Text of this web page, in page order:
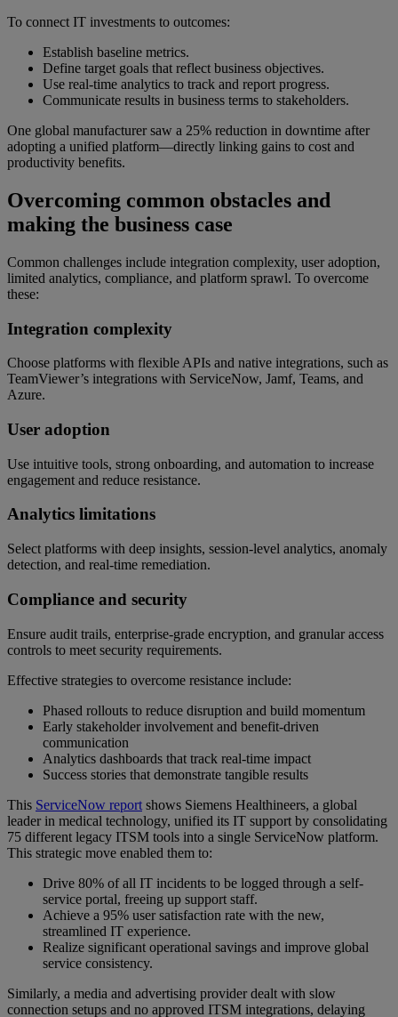
To connect IT investments to outcomes:
Establish baseline metrics.
Define target goals that reflect business objectives.
Use real-time analytics to track and report progress.
Communicate results in business terms to stakeholders.
One global manufacturer saw a 25% reduction in downtime after
adopting a unified platform—directly linking gains to cost and
productivity benefits.
Overcoming common obstacles and
making the business case
Common challenges include integration complexity, user adoption,
limited analytics, compliance, and platform sprawl. To overcome
these:
Integration complexity
Choose platforms with flexible APIs and native integrations, such as
TeamViewer’s integrations with ServiceNow, Jamf, Teams, and
Azure.
User adoption
Use intuitive tools, strong onboarding, and automation to increase
engagement and reduce resistance.
Analytics limitations
Select platforms with deep insights, session-level analytics, anomaly
detection, and real-time remediation.
Compliance and security
Ensure audit trails, enterprise-grade encryption, and granular access
controls to meet security requirements.
Effective strategies to overcome resistance include:
Phased rollouts to reduce disruption and build momentum
Early stakeholder involvement and benefit-driven
communication
Analytics dashboards that track real-time impact
Success stories that demonstrate tangible results
This ServiceNow report shows Siemens Healthineers, a global
leader in medical technology, unified its IT support by consolidating
75 different legacy ITSM tools into a single ServiceNow platform.
This strategic move enabled them to:
Drive 80% of all IT incidents to be logged through a self-
service portal, freeing up support staff.
Achieve a 95% user satisfaction rate with the new,
streamlined IT experience.
Realize significant operational savings and improve global
service consistency.
Similarly, a media and advertising provider dealt with slow
connection setups and no approved ITSM integrations, delaying